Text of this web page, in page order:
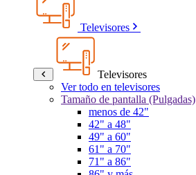
Televisores
Televisores
Ver todo en televisores
Tamaño de pantalla (Pulgadas)
menos de 42"
42" a 48"
49" a 60"
61" a 70"
71" a 86"